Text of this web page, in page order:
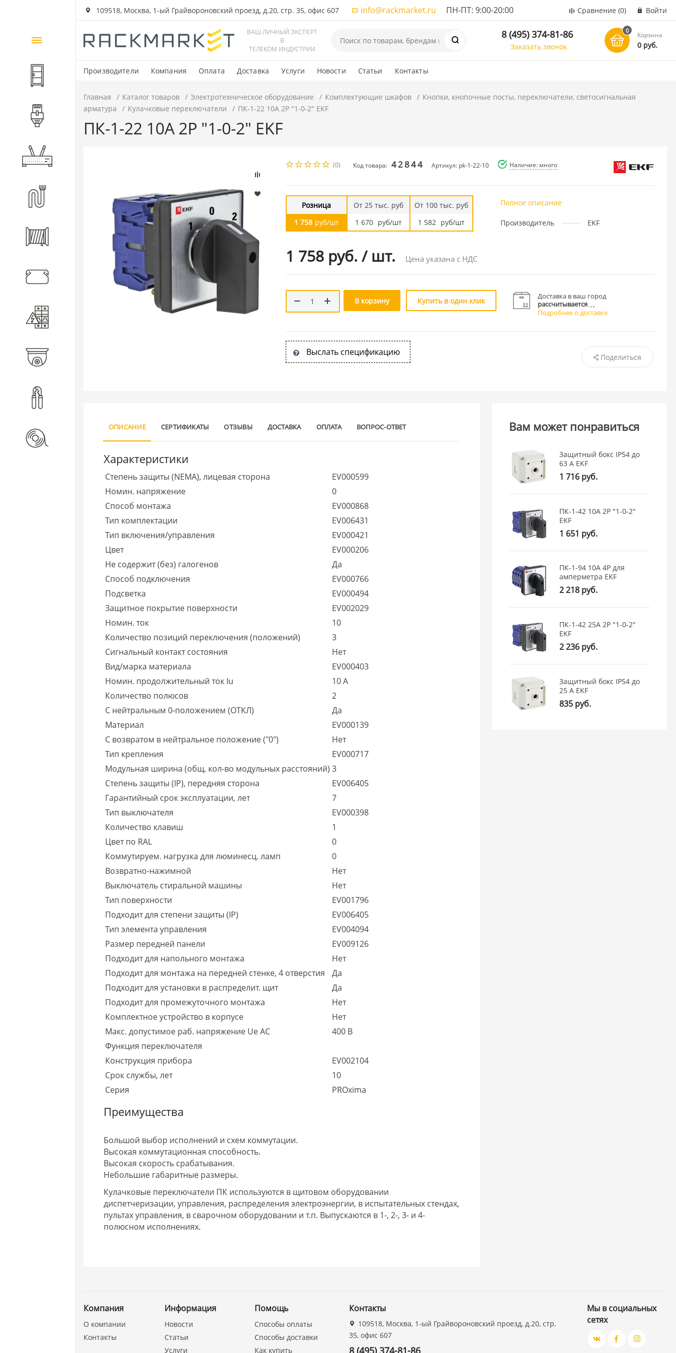
109518, Москва, 1-ый Грайвороновский проезд, д.20, стр. 35, офис 607 info@rackmarket.ru ПН-ПТ: 9:00-20:00 Сравнение (0) Войти
ВАШ ЛИЧНЫЙ ЭКСПЕРТ
В
ТЕЛЕКОМ ИНДУСТРИИ
8 (495) 374-81-86
Заказать звонок
0
Корзина
0 руб.
Производители Компания Оплата Доставка Услуги Новости Статьи Контакты
Каталог
товаров
Шкафы и стойки
Компоненты СКС
Кабеленесущие системы
Главная Каталог товаров Электротехническое оборудование Комплектующие шкафов
Кнопки, кнопочные посты, переключатели, светосигнальная
арматура
Кулачковые переключатели ПК-1-22 10А 2P "1-0-2" EKF
ПК-1-22 10А 2P "1-0-2" EKF
(0) Код товара: 42844 Артикул: pk-1-22-10 Наличие: много
Розница
1 758 руб/шт
От 25 тыс. руб
1 670 руб/шт
От 100 тыс. руб
1 582 руб/шт
1 758 руб. / шт. Цена указана с НДС
Полное описание
Производитель EKF
В корзину Купить в один клик
Доставка в ваш город
рассчитывается
Подробнее о доставке
Выслать спецификацию Поделиться
ОПИСАНИЕ СЕРТИФИКАТЫ ОТЗЫВЫ ДОСТАВКА ОПЛАТА ВОПРОС-ОТВЕТ
Характеристики
Степень защиты (NEMA), лицевая сторона
EV000599
Номин. напряжение
0
Способ монтажа
EV000868
Тип комплектации
EV006431
Тип включения/управления
EV000421
Цвет
EV000206
Не содержит (без) галогенов
Да
Способ подключения
EV000766
Подсветка
EV000494
Защитное покрытие поверхности
EV002029
Номин. ток
10
Количество позиций переключения (положений)
3
Сигнальный контакт состояния
Нет
Вид/марка материала
EV000403
Номин. продолжительный ток Iu
10 А
Количество полюсов
2
С нейтральным 0-положением (ОТКЛ)
Да
Материал
EV000139
С возвратом в нейтральное положение ("0")
Нет
Тип крепления
EV000717
Модульная ширина (общ. кол-во модульных расстояний) 3
Степень защиты (IP), передняя сторона
EV006405
Гарантийный срок эксплуатации, лет
7
Тип выключателя
EV000398
Количество клавиш
1
Цвет по RAL
0
Коммутируем. нагрузка для люминесц. ламп
0
Возвратно-нажимной
Нет
Выключатель стиральной машины
Нет
Тип поверхности
EV001796
Подходит для степени защиты (IP)
EV006405
Тип элемента управления
EV004094
Размер передней панели
EV009126
Подходит для напольного монтажа
Нет
Подходит для монтажа на передней стенке, 4 отверстия
Да
Подходит для установки в распределит. щит
Да
Подходит для промежуточного монтажа
Нет
Комплектное устройство в корпусе
Нет
Макс. допустимое раб. напряжение Ue AC
400 В
Функция переключателя
Конструкция прибора
EV002104
Срок службы, лет
10
Серия
PROxima
Преимущества
Большой выбор исполнений и схем коммутации.
Высокая коммутационная способность.
Высокая скорость срабатывания.
Небольшие габаритные размеры.
Кулачковые переключатели ПК используются в щитовом оборудовании
диспетчеризации, управления, распределения электроэнергии, в испытательных стендах,
пультах управления, в сварочном оборудовании и т.п. Выпускаются в 1-, 2-, 3- и 4-
полюсном исполнениях.
Вам может понравиться
Защитный бокс IP54 до
63 А EKF
1 716 руб.
ПК-1-42 10А 2P "1-0-2"
EKF
1 651 руб.
ПК-1-94 10А 4P для
амперметра EKF
2 218 руб.
ПК-1-42 25А 2P "1-0-2"
EKF
2 236 руб.
Защитный бокс IP54 до
25 А EKF
835 руб.
Компания
О компании
Контакты
Информация
Новости
Статьи
Услуги
Помощь
Способы оплаты
Способы доставки
Как купить
Контакты
109518, Москва, 1-ый Грайвороновский проезд, д.20, стр.
35, офис 607
8 (495) 374-81-86
Мы в социальных
сетях